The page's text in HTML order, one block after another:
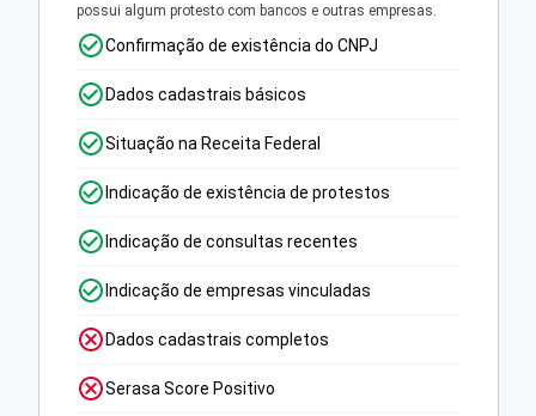
possui algum protesto com bancos e outras empresas.
Confirmação de existência do CNPJ
Dados cadastrais básicos
Situação na Receita Federal
Indicação de existência de protestos
Indicação de consultas recentes
Indicação de empresas vinculadas
Dados cadastrais completos
Serasa Score Positivo